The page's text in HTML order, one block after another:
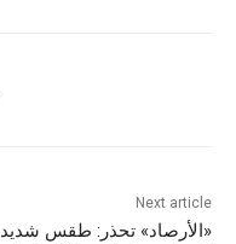
Next article
«الأرصاد» تحذر: طقس شديد